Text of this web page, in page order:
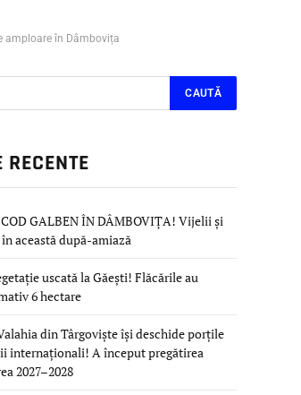
amploare în Dâmbovița
RECENTE
GALBEN ÎN DÂMBOVIȚA! Vijelii și
această după-amiază
uscată la Găești! Flăcările au
6 hectare
din Târgoviște își deschide porțile
internaționali! A început pregătirea
2027–2028